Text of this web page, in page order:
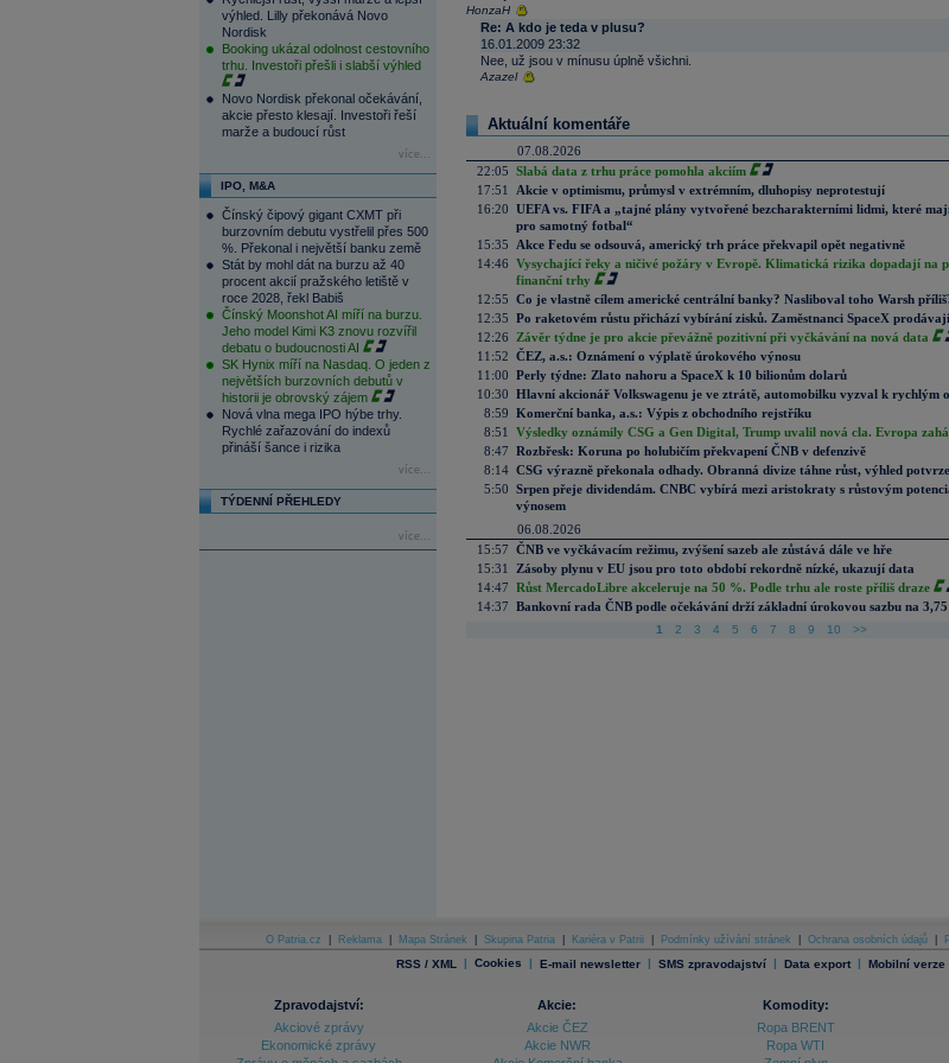
výhled. Lilly překonává Novo
Nordisk
Booking ukázal odolnost cestovního
trhu. Investoři přešli i slabší výhled
Novo Nordisk překonal očekávání,
akcie přesto klesají. Investoři řeší
marže a budoucí růst
více...
IPO, M&A
Čínský čipový gigant CXMT při
burzovním debutu vystřelil přes 500
%. Překonal i největší banku země
Stát by mohl dát na burzu až 40
procent akcií pražského letiště v
roce 2028, řekl Babiš
Čínský Moonshot AI míří na burzu.
Jeho model Kimi K3 znovu rozvířil
debatu o budoucnosti AI
SK Hynix míří na Nasdaq. O jeden z
největších burzovních debutů v
historii je obrovský zájem
Nová vlna mega IPO hýbe trhy.
Rychlé zařazování do indexů
přináší šance i rizika
více...
TÝDENNÍ PŘEHLEDY
více...
HonzaH
Re: A kdo je teda v plusu?
16.01.2009 23:32
Nee, už jsou v mínusu úplně všichni.
Azazel
Aktuální komentáře
07.08.2026
22:05 Slabá data z trhu práce pomohla akciím
17:51
Akcie v optimismu, průmysl v extrémním, dluhopisy neprotestují
16:20 UEFA vs. FIFA a „tajné plány vytvořené bezcharakterními lidmi, které
pro samotný fotbal“
15:35
Akce Fedu se odsouvá, americký trh práce překvapil opět negativně
14:46 Vysychající řeky a ničivé požáry v Evropě. Klimatická rizika dopadají na
finanční trhy
12:55 Co je vlastně cílem americké centrální banky? Nasliboval toho Warsh
12:35 Po raketovém růstu přichází vybírání zisků. Zaměstnanci SpaceX
12:26
Závěr týdne je pro akcie převážně pozitivní při vyčkávání na nová data
11:52 ČEZ, a.s.: Oznámení o výplatě úrokového výnosu
11:00 Perly týdne: Zlato nahoru a SpaceX k 10 bilionům dolarů
10:30 Hlavní akcionář Volkswagenu je ve ztrátě, automobilku vyzval k rychlým
8:59 Komerční banka, a.s.: Výpis z obchodního rejstříku
8:51
Výsledky oznámily CSG a Gen Digital, Trump uvalil nová cla. Evropa
8:47 Rozbřesk: Koruna po holubičím překvapení ČNB v defenzivě
8:14 CSG výrazně překonala odhady. Obranná divize táhne růst, výhled
5:50 Srpen přeje dividendám. CNBC vybírá mezi aristokraty s růstovým
výnosem
06.08.2026
15:57 ČNB ve vyčkávacím režimu, zvýšení sazeb ale zůstává dále ve hře
15:31
Zásoby plynu v EU jsou pro toto období rekordně nízké, ukazují data
14:47 Růst MercadoLibre akceleruje na 50 %. Podle trhu ale roste příliš draze
14:37 Bankovní rada ČNB podle očekávání drží základní úrokovou sazbu na
1 2 3 4 5 6 7 8 9 10 >>
O Patria.cz Reklama Mapa Stránek Skupina Patria Kariéra v Patrii Podmínky užívání stránek Ochrana osobních údajů
RSS / XML | Cookies | E-mail newsletter | SMS zpravodajství | Data export | Mobilní verze
Zpravodajství:
Akciové zprávy
Ekonomické zprávy
Akcie:
Akcie ČEZ
Akcie NWR
Komodity:
Ropa BRENT
Ropa WTI